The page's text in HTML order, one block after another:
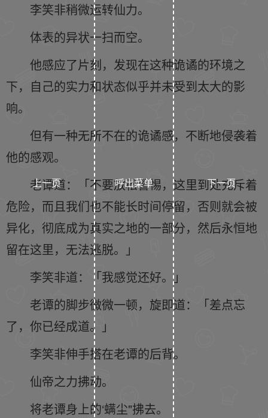
李笑非稍微运转仙力。
体表的异状一扫而空。
他感应了片刻，发现在这种诡谲的环境之
下，自己的实力和状态似乎并未受到太大的影
响。
但有一种无所不在的诡谲感，不断地侵袭着
他的感观。
老谭道：「不要放松警惕，这里到处充斥着
危险，而且我们也不能长时间停留，否则就会被
异化，彻底成为真实之地的一部分，然后永恒地
留在这里，无法逃脱。」
李笑非道：「我感觉还好。」
老谭的脚步微微一顿，旋即道：「差点忘
了，你已经成道。」
李笑非伸手搭在老谭的后背。
仙帝之力拂动。
将老谭身上的‘螨尘"拂去。
上一页 下一页
呼出菜单